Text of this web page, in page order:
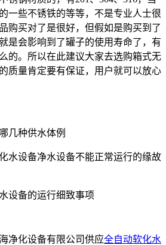
一些不锈铁的等等，不是专业人士很
购买对了是很好，但假如是购买到了
是会影响到了罐子的使用寿命了，有
的。所以在此建议大家去选购箱式无
质量肯定要有保证，用户就可以放心
几种供水体例
水设备净水设备不能正常运行的缘故
设备的运行细致事项
净化设备有限公司供应全自动软化水